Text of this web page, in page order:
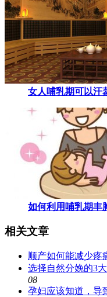
女人哺乳期可以汗
如何利用哺乳期丰
相关文章
顺产如何能减少疼
选择自然分娩的3
08
孕妇应该知道，导